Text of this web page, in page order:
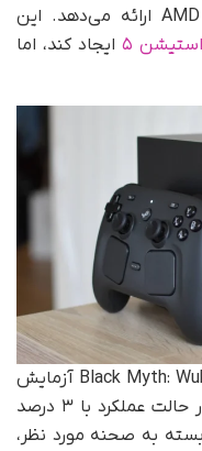
نسخه دسکتاپ AMD Radeon RX 7600 ارائه می‌دهد. این
۵
ایجاد کند، اما
، بازی Black Myth: Wukong آزمایش
شده است که در آن، کنسول سونی در حالت عملکرد با ۳ درصد
بسته به صحنه مورد نظر،